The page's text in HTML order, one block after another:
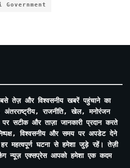
Government
तेज़ और विश्वसनीय खबरें पहुंचाने का
अंतरराष्ट्रीय, राजनीति, खेल, मनोरंजन
पर सटीक और ताज़ा जानकारी प्रदान करते
विश्वसनीय और समय पर अपडेट देने
महत्वपूर्ण घटना से हमेशा जुड़े रहें। तेज़ी
न्यूज़ एक्सप्रेस आपको हमेशा एक कदम